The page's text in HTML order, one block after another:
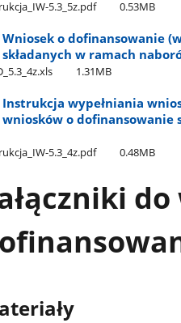
5.3​_5z.pdf 0.53MB
Wniosek o dofinansowanie
składanych w ramach
1.31MB
Instrukcja wypełniania
wniosków o dofinansowanie
5.3​_4z.pdf 0.48MB